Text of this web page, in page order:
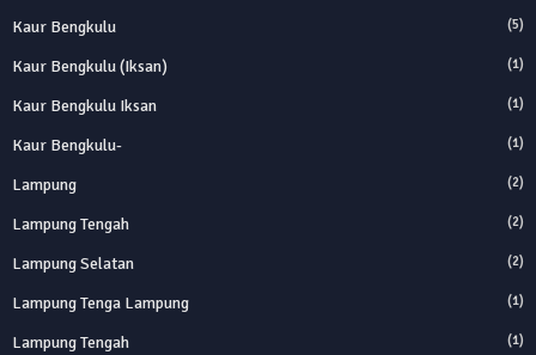
Kaur Bengkulu (5)
Kaur Bengkulu (Iksan) (1)
Kaur Bengkulu Iksan (1)
Kaur Bengkulu- (1)
Lampung (2)
Lampung Tengah (2)
Lampung Selatan (2)
Lampung Tenga Lampung (1)
Lampung Tengah (1)